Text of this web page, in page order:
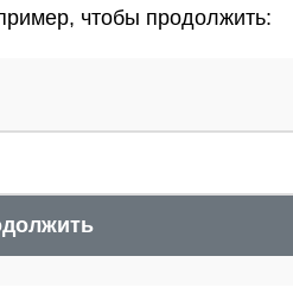
чтобы продолжить: